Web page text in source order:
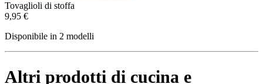
Tovaglioli di stoffa
9,95 €
Disponibile in 2 modelli
Altri prodotti di cucina e